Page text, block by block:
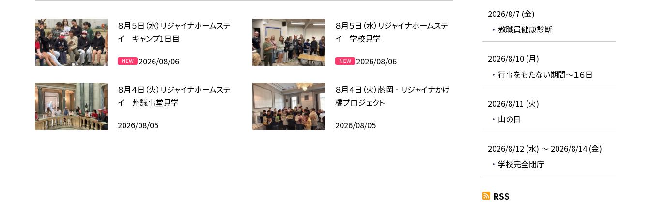
８月５日（水）リジャイナホームステ
イ キャンプ1日目
2026/08/06
８月５日（水）リジャイナホームステ
イ 学校見学
2026/08/06
８月４日（火）リジャイナホームステ
イ 州議事堂見学
2026/08/05
８月４日（火）藤岡‐リジャイナかけ
橋プロジェクト
2026/08/05
2026/8/7 (金)
教職員健康診断
2026/8/10 (月)
行事をもたない期間～１６日
2026/8/11 (火)
山の日
2026/8/12 (水) ～ 2026/8/14 (金)
学校完全閉庁
RSS